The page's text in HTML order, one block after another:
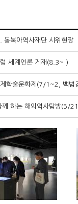
북아역사재단 시위현장
세계언론 게재(8.3~ )
학술문화제(7/1~2, 백범
께 하는 해외역사탐방(5/